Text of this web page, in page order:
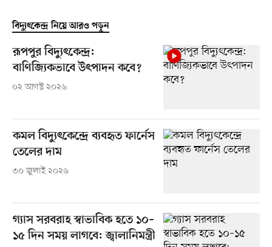
বিদ্যুৎকেন্দ্র নিয়ে আরও পড়ুন
রূপপুর বিদ্যুৎকেন্দ্র:
বাণিজ্যিকভাবে উৎপাদন কবে?
০২ আগস্ট ২০২৬
কমল বিদ্যুৎকেন্দ্রে ব্যবহৃত ফার্নেস
তেলের দাম
৩০ জুলাই ২০২৬
গ্যাস সরবরাহ স্বাভাবিক হতে ১০–
১৫ দিন সময় লাগবে: জ্বালানিমন্ত্রী